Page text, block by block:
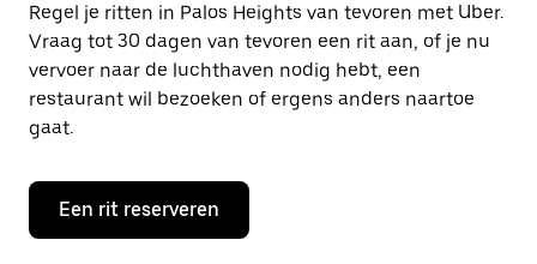
Regel je ritten in Palos Heights van tevoren met Uber.
Vraag tot 30 dagen van tevoren een rit aan, of je nu
vervoer naar de luchthaven nodig hebt, een
restaurant wil bezoeken of ergens anders naartoe
gaat.
Een rit reserveren